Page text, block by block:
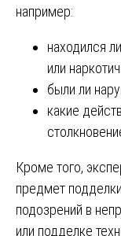
например:
находился
или
были ли
какие
Кроме того,
предмет
подозрений в
или подделке